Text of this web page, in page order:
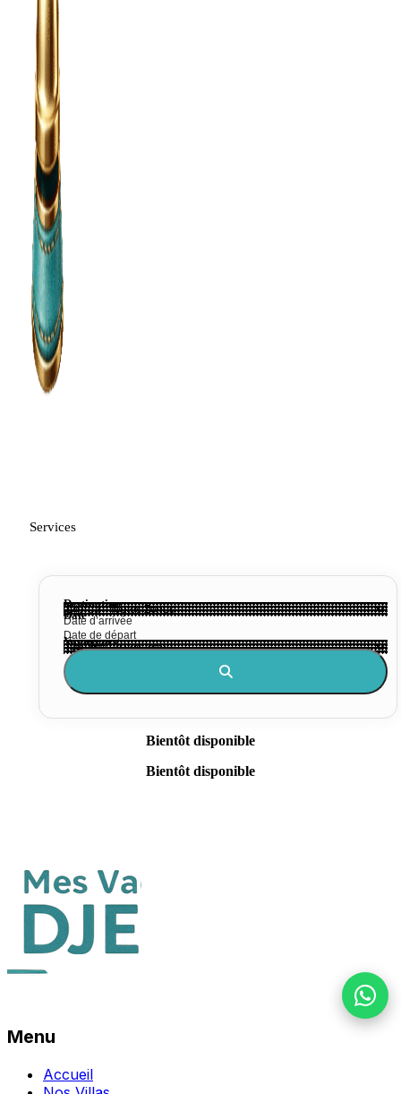
Services
Destination
Date
Voyageurs
Bientôt disponible
Bientôt disponible
Menu
Accueil